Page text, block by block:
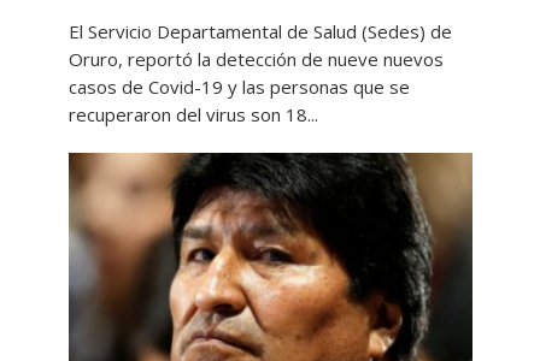
El Servicio Departamental de Salud (Sedes) de
Oruro, reportó la detección de nueve nuevos
casos de Covid-19 y las personas que se
recuperaron del virus son 18...